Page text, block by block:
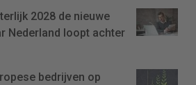
2028 de nieuwe
Nederland loopt achter
bedrijven op